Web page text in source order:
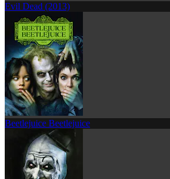
Evil Dead (2013)
Beetlejuice Beetlejuice